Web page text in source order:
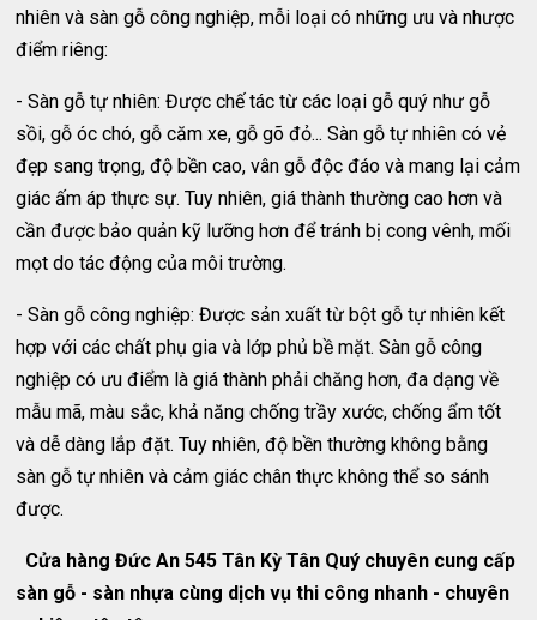
nhiên và sàn gỗ công nghiệp, mỗi loại có những ưu và nhược
điểm riêng:
- Sàn gỗ tự nhiên: Được chế tác từ các loại gỗ quý như gỗ
sồi, gỗ óc chó, gỗ căm xe, gỗ gõ đỏ... Sàn gỗ tự nhiên có vẻ
đẹp sang trọng, độ bền cao, vân gỗ độc đáo và mang lại cảm
giác ấm áp thực sự. Tuy nhiên, giá thành thường cao hơn và
cần được bảo quản kỹ lưỡng hơn để tránh bị cong vênh, mối
mọt do tác động của môi trường.
- Sàn gỗ công nghiệp: Được sản xuất từ bột gỗ tự nhiên kết
hợp với các chất phụ gia và lớp phủ bề mặt. Sàn gỗ công
nghiệp có ưu điểm là giá thành phải chăng hơn, đa dạng về
mẫu mã, màu sắc, khả năng chống trầy xước, chống ẩm tốt
và dễ dàng lắp đặt. Tuy nhiên, độ bền thường không bằng
sàn gỗ tự nhiên và cảm giác chân thực không thể so sánh
được.
Cửa hàng Đức An 545 Tân Kỳ Tân Quý chuyên cung cấp
sàn gỗ - sàn nhựa cùng dịch vụ thi công nhanh - chuyên